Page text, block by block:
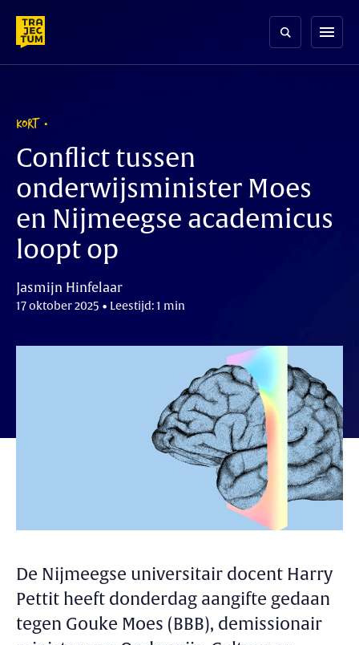
content
menu
KORT
Conflict tussen
onderwijsminister Moes
en Nijmeegse academicus
loopt op
Jasmijn Hinfelaar
17 oktober 2025 • Leestijd: 1 min
De Nijmeegse universitair docent Harry
Pettit heeft donderdag aangifte gedaan
tegen Gouke Moes (BBB), demissionair